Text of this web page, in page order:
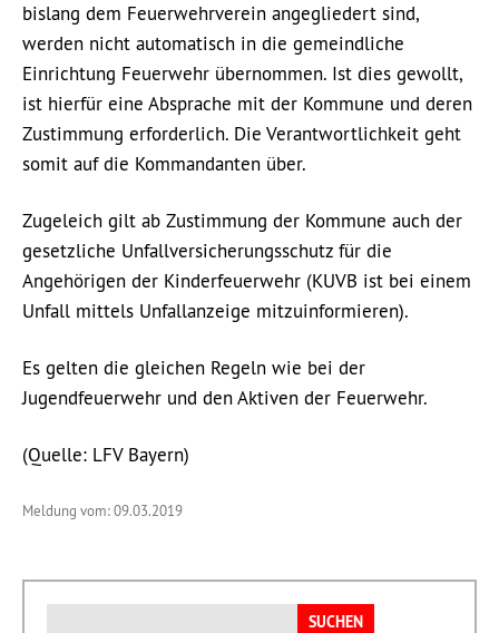
bislang dem Feuerwehrverein angegliedert sind,
werden nicht automatisch in die gemeindliche
Einrichtung Feuerwehr übernommen. Ist dies gewollt,
ist hierfür eine Absprache mit der Kommune und deren
Zustimmung erforderlich. Die Verantwortlichkeit geht
somit auf die Kommandanten über.
Zugeleich gilt ab Zustimmung der Kommune auch der
gesetzliche Unfallversicherungsschutz für die
Angehörigen der Kinderfeuerwehr (KUVB ist bei einem
Unfall mittels Unfallanzeige mitzuinformieren).
Es gelten die gleichen Regeln wie bei der
Jugendfeuerwehr und den Aktiven der Feuerwehr.
(Quelle: LFV Bayern)
Meldung vom: 09.03.2019